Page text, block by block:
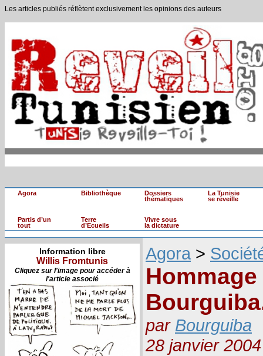
Les articles publiés réflètent exclusivement les opinions des auteurs
Agora Bibliothèque
Dossiers
thématiques
La Tunisie
se réveille
Partis d’un
tout
Terre
d’Ecueils
Vivre sous
la dictature
Information libre
Willis Fromtunis
Cliquez sur l'image pour accéder à
l'article associé
Agora >
par Bourguiba
28 janvier 2004